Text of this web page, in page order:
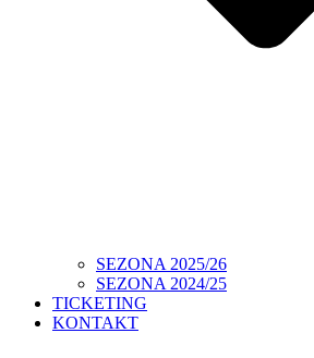
SEZONA 2025/26
SEZONA 2024/25
TICKETING
KONTAKT